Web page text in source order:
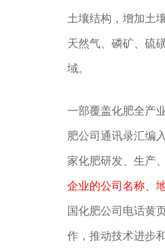
土壤结构，增加土
天然气、磷矿、硫
域。
一部覆盖化肥全产
肥公司通讯录汇编
家化肥研发、生产
企业的公司名称、
国化肥公司电话黄
作，推动技术进步